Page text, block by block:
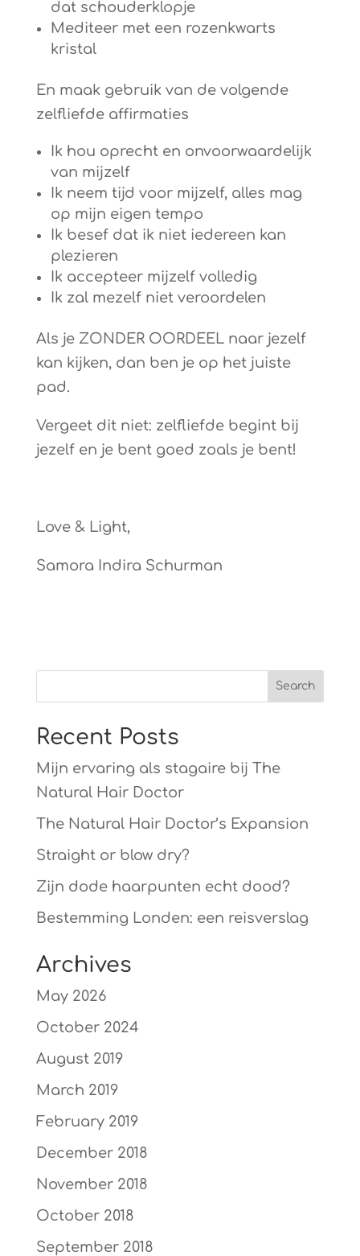
dat schouderklopje
Mediteer met een rozenkwarts
kristal
En maak gebruik van de volgende
zelfliefde affirmaties
Ik hou oprecht en onvoorwaardelijk
van mijzelf
Ik neem tijd voor mijzelf, alles mag
op mijn eigen tempo
Ik besef dat ik niet iedereen kan
plezieren
Ik accepteer mijzelf volledig
Ik zal mezelf niet veroordelen
Als je ZONDER OORDEEL naar jezelf
kan kijken, dan ben je op het juiste
pad.
Vergeet dit niet: zelfliefde begint bij
jezelf en je bent goed zoals je bent!
Love & Light,
Samora Indira Schurman
Recent Posts
Mijn ervaring als stagaire bij The
Natural Hair Doctor
The Natural Hair Doctor’s Expansion
Straight or blow dry?
Zijn dode haarpunten echt dood?
Bestemming Londen: een reisverslag
Archives
May 2026
October 2024
August 2019
March 2019
February 2019
December 2018
November 2018
October 2018
September 2018